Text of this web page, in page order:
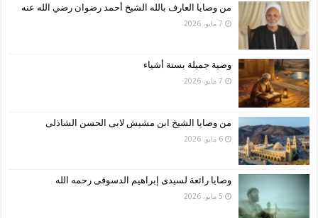
من وصايا العارف بالله الشيخ أحمد رضوان رضي الله عنه
7 مايو، 2026
وصية جميلة بستة أشياء
7 مايو، 2026
من وصايا الشيخ ابن مشيش لابى الحسن الشاذلى
6 مايو، 2026
وصايا رائعة لسيدى إبراهيم الدسوقى رحمه الله
5 مايو، 2026